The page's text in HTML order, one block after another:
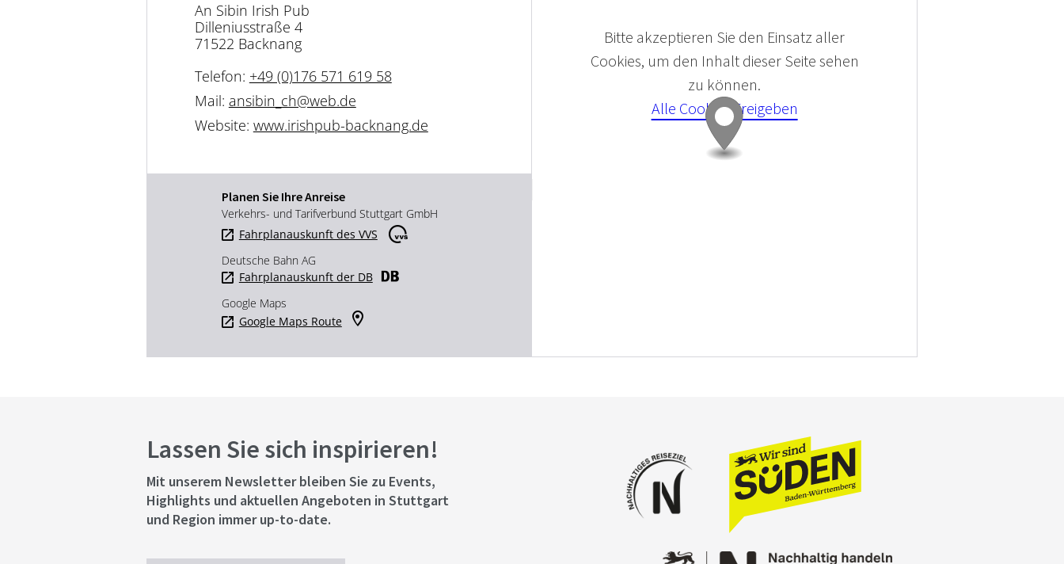
An Sibin Irish Pub
Dilleniusstraße 4
71522 Backnang
Telefon: +49 (0)176 571 619 58
Mail: ansibin_ch@web.de
Website: www.irishpub-backnang.de
Planen Sie Ihre Anreise
Verkehrs- und Tarifverbund Stuttgart GmbH
Fahrplanauskunft des VVS
Deutsche Bahn AG
Fahrplanauskunft der DB
Google Maps
Google Maps Route
Bitte akzeptieren Sie den Einsatz aller
Cookies, um den Inhalt dieser Seite sehen
zu können.
Alle Cookies Freigeben
Lassen Sie sich inspirieren!
Mit unserem Newsletter bleiben Sie zu Events,
Highlights und aktuellen Angeboten in Stuttgart
und Region immer up-to-date.